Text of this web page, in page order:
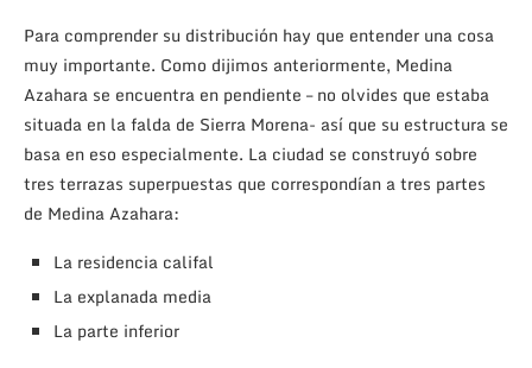
Para comprender su distribución hay que entender una cosa
muy importante. Como dijimos anteriormente, Medina
Azahara se encuentra en pendiente – no olvides que estaba
situada en la falda de Sierra Morena- así que su estructura se
basa en eso especialmente. La ciudad se construyó sobre
tres terrazas superpuestas que correspondían a tres partes
de Medina Azahara:
La residencia califal
La explanada media
La parte inferior